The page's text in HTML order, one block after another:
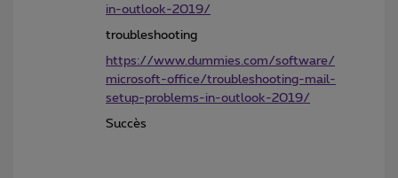
in-outlook-2019/
troubleshooting
https://www.dummies.com/software/
microsoft-office/troubleshooting-mail-
setup-problems-in-outlook-2019/
Succès